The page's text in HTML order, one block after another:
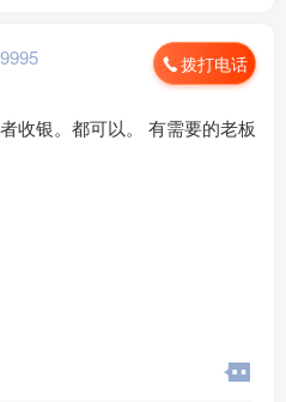
拨打电话
收银。都可以。 有需要的老板